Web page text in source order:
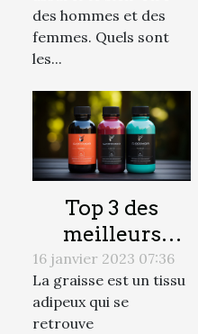
des hommes et des
femmes. Quels sont
les...
Top 3 des
meilleurs
brûleurs de
graisse
16 janvier 2023 07:36
La graisse est un tissu
adipeux qui se
retrouve